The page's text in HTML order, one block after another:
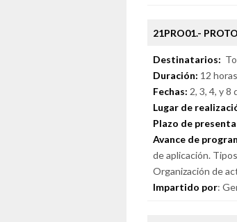
21PRO01.-
Destinatarios:
Duración: 12
Fechas: 2, 3, 4, y 8
Lugar de
Plazo de
Avance de
de aplicación.
Organización de
Impartido por: